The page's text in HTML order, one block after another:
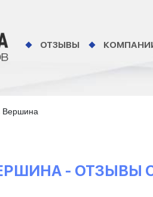
ОТЗЫВЫ
Вершина
- ОТЗЫВЫ